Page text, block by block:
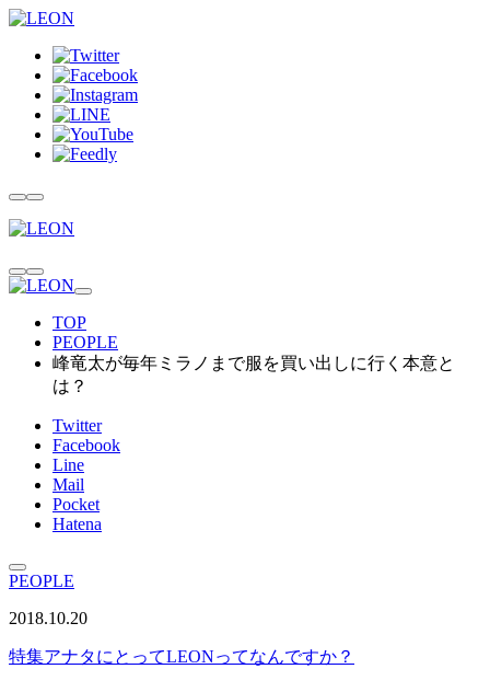
TOP
PEOPLE
峰竜太が毎年ミラノまで服を買い出しに行く本意と
は？
Twitter
Facebook
Line
Mail
Pocket
Hatena
PEOPLE
2018.10.20
特集アナタにとってLEONってなんですか？